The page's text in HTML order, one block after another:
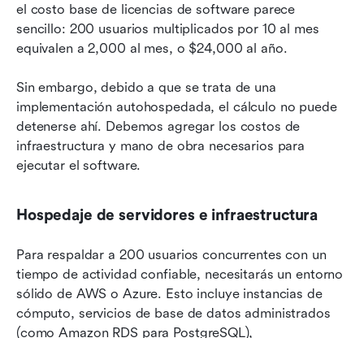
el costo base de licencias de software parece
sencillo: 200 usuarios multiplicados por 10 al mes
equivalen a 2,000 al mes, o $24,000 al año.
Sin embargo, debido a que se trata de una
implementación autohospedada, el cálculo no puede
detenerse ahí. Debemos agregar los costos de
infraestructura y mano de obra necesarios para
ejecutar el software.
Hospedaje de servidores e infraestructura
Para respaldar a 200 usuarios concurrentes con un
tiempo de actividad confiable, necesitarás un entorno
sólido de AWS o Azure. Esto incluye instancias de
cómputo, servicios de base de datos administrados
(como Amazon RDS para PostgreSQL),